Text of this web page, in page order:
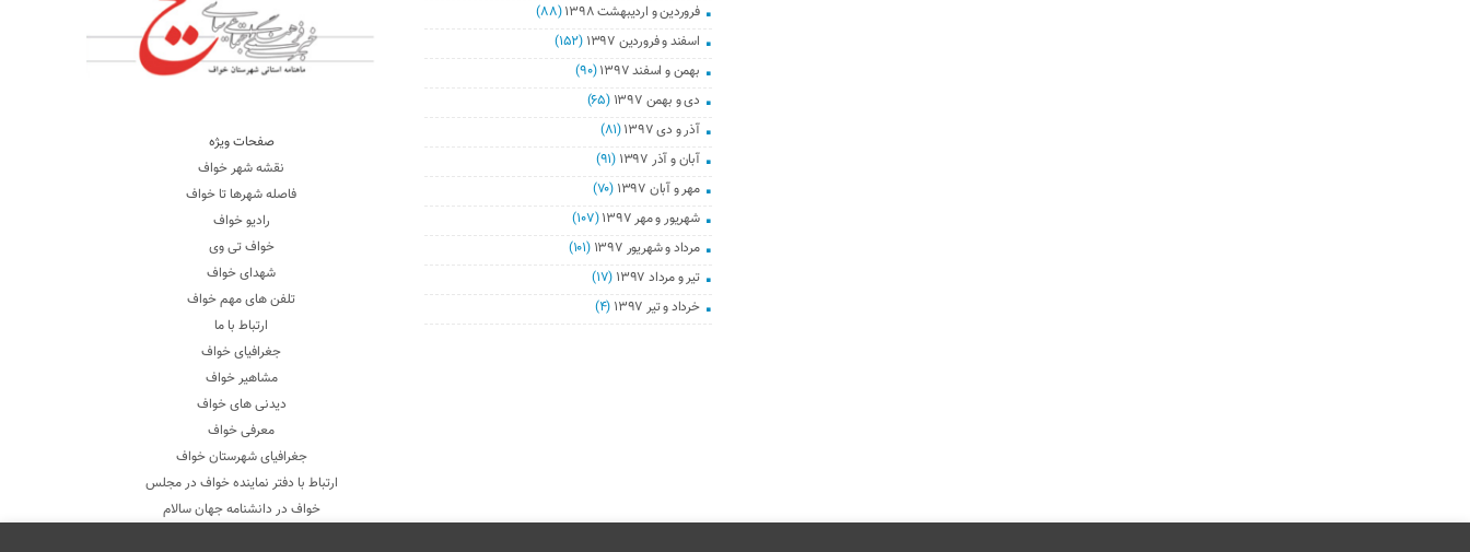
فروردین و اردیبهشت ۱۳۹۸
(۸۸)
اسفند و فروردین ۱۳۹۷
(۱۵۲)
بهمن و اسفند ۱۳۹۷
(۹۰)
دی و بهمن ۱۳۹۷
(۶۵)
آذر و دی ۱۳۹۷
(۸۱)
آبان و آذر ۱۳۹۷
(۹۱)
مهر و آبان ۱۳۹۷
(۷۰)
شهریور و مهر ۱۳۹۷
(۱۰۷)
مرداد و شهریور ۱۳۹۷
(۱۰۱)
تیر و مرداد ۱۳۹۷
(۱۷)
خرداد و تیر ۱۳۹۷
(۴)
صفحات ویژه
نقشه شهر خواف
فاصله شهرها تا خواف
رادیو خواف
خواف تی وی
شهدای خواف
تلفن های مهم خواف
ارتباط با ما
جغرافیای خواف
مشاهیر خواف
دیدنی های خواف
معرفی خواف
جغرافیای شهرستان خواف
ارتباط با دفتر نماینده خواف در مجلس
خواف در دانشنامه جهان سالام